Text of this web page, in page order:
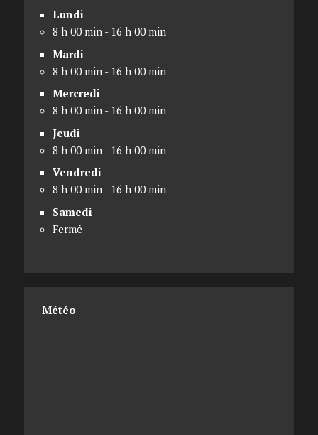
Lundi
8 h 00 min - 16 h 00 min
Mardi
8 h 00 min - 16 h 00 min
Mercredi
8 h 00 min - 16 h 00 min
Jeudi
8 h 00 min - 16 h 00 min
Vendredi
8 h 00 min - 16 h 00 min
Samedi
Fermé
Météo